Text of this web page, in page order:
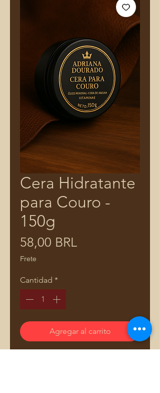
Cera Hidratante
para Couro -
150g
58,00 BRLPrecio
Frete
Cantidad *
Agregar al carrito